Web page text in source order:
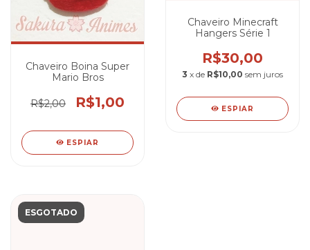
Chaveiro Boina Super
Mario Bros
R$2,00 R$1,00
ESPIAR
Chaveiro Minecraft
Hangers Série 1
R$30,00
3 x de R$10,00 sem juros
ESPIAR
ESGOTADO